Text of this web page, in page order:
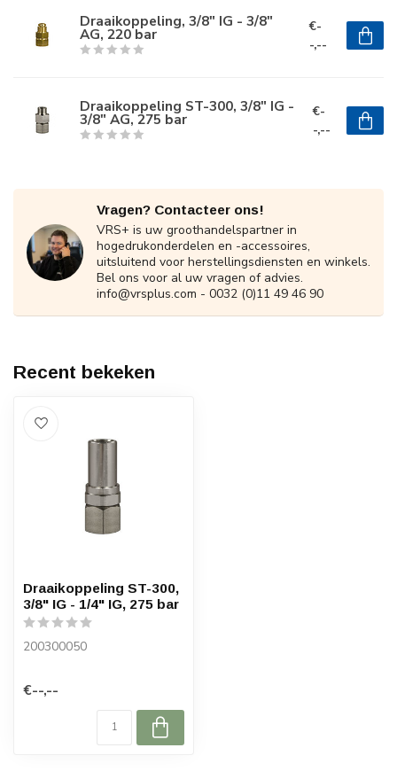
Draaikoppeling, 3/8" IG - 3/8"
AG, 220 bar
€-
-,--
Draaikoppeling ST-300, 3/8" IG -
3/8" AG, 275 bar
€-
-,--
Vragen? Contacteer ons!
VRS+ is uw groothandelspartner in
hogedrukonderdelen en -accessoires,
uitsluitend voor herstellingsdiensten en winkels.
Bel ons voor al uw vragen of advies.
info@vrsplus.com - 0032 (0)11 49 46 90
Recent bekeken
Draaikoppeling ST-300,
3/8" IG - 1/4" IG, 275 bar
200300050
€--,--